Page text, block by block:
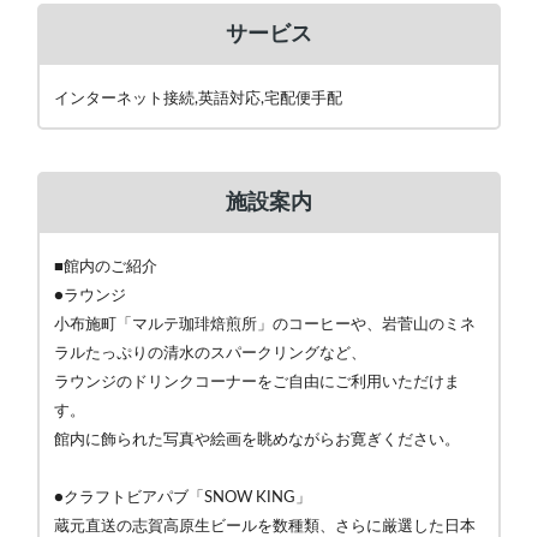
サービス
インターネット接続,英語対応,宅配便手配
施設案内
■館内のご紹介
●ラウンジ
小布施町「マルテ珈琲焙煎所」のコーヒーや、岩菅山のミネ
ラルたっぷりの清水のスパークリングなど、
ラウンジのドリンクコーナーをご自由にご利用いただけま
す。
館内に飾られた写真や絵画を眺めながらお寛ぎください。
●クラフトビアパブ「SNOW KING」
蔵元直送の志賀高原生ビールを数種類、さらに厳選した日本